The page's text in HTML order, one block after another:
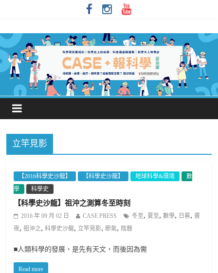
立竿見影
【2016科學史沙龍】 【科學史沙龍】 地球科學&環境
數
學
科學史
【科學史沙龍】祖沖之測算冬至時刻
2016 年 09 月 02 日 CASE PRESS 冬至, 夏至,數學, 日晷,晝
夜,祖沖之,科學史沙龍, 立竿見影,節氣, 陰曆
■人類科學的發展，是先有天文，而後因為需
Read more